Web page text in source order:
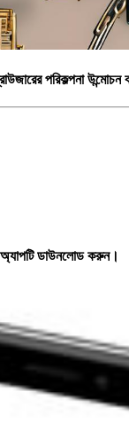
পরিকল্পনা
অ্যাপটি ডাউনলোড করুন।